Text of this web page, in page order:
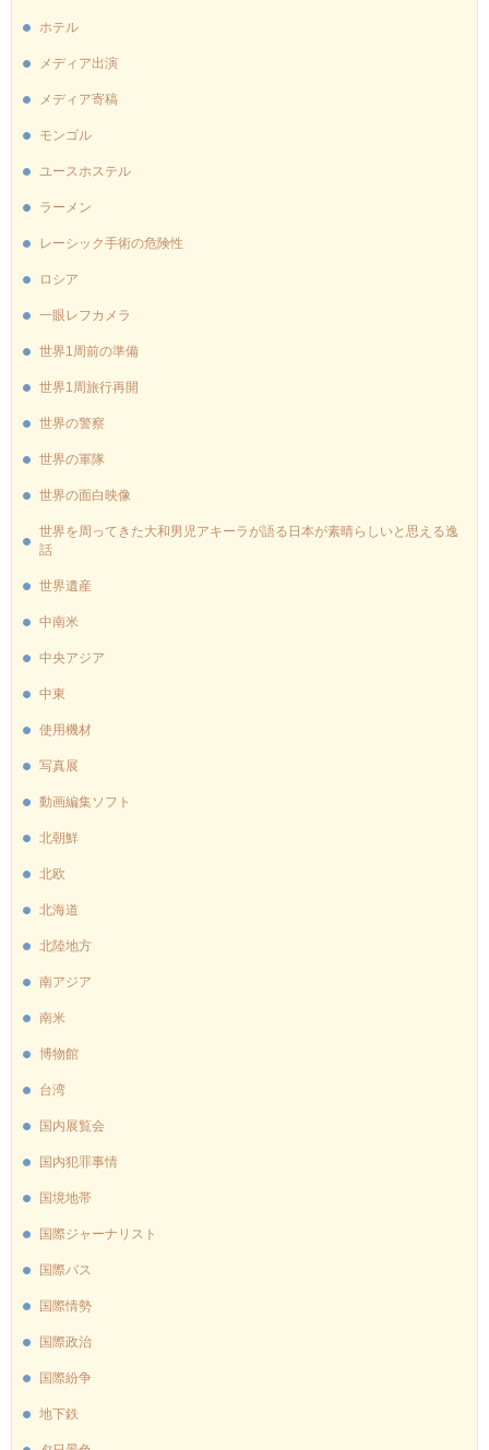
ホテル
メディア出演
メディア寄稿
モンゴル
ユースホステル
ラーメン
レーシック手術の危険性
ロシア
一眼レフカメラ
世界1周前の準備
世界1周旅行再開
世界の警察
世界の軍隊
世界の面白映像
世界を周ってきた大和男児アキーラが語る日本が素晴らしいと思える逸
話
世界遺産
中南米
中央アジア
中東
使用機材
写真展
動画編集ソフト
北朝鮮
北欧
北海道
北陸地方
南アジア
南米
博物館
台湾
国内展覧会
国内犯罪事情
国境地帯
国際ジャーナリスト
国際バス
国際情勢
国際政治
国際紛争
地下鉄